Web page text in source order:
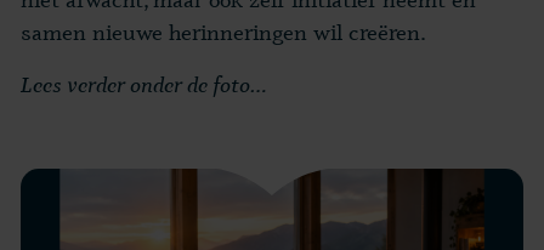
samen nieuwe herinneringen wil creëren.
Lees verder onder de foto…